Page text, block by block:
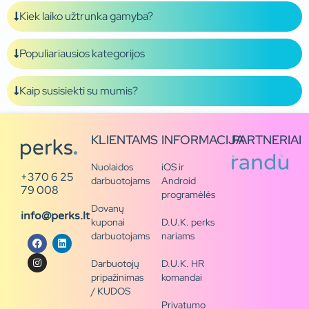
Kiek laiko užtrunka gamyba?
Populiariausios kategorijos
Kaip susisiekti su mumis?
+370 6 25
79 008
info@perks.lt
KLIENTAMS
Nuolaidos
darbuotojams
Dovanų
kuponai
darbuotojams
Darbuotojų
pripažinimas
/ KUDOS
INFORMACIJA
iOS ir
Android
programėlės
D.U.K. perks
nariams
D.U.K. HR
komandai
Privatumo
PARTNERIAI